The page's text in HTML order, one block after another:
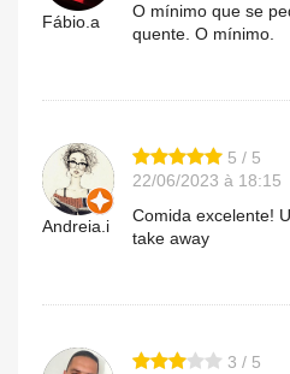
Fábio.a
O mínimo que se
quente. O mínimo.
Andreia.i
5 / 5
22/06/2023 à 18:15
Comida excelente!
take away
3 / 5